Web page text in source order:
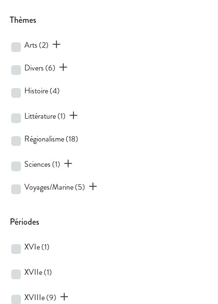
Thèmes
Arts (2)
Divers (6)
Histoire(4)
Littérature(1)
Régionalisme(18)
Sciences (1)
Voyages/Marine(5)
Périodes
XVIe(1)
XVIIe(1)
XVIIIe(9)